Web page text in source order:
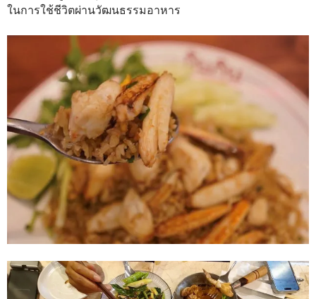
ในการใช้ชีวิตผ่านวัฒนธรรมอาหาร